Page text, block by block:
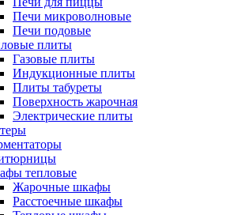
Печи микроволновые
Печи подовые
плиты
Газовые плиты
Индукционные плиты
Плиты табуреты
Поверхность жарочная
Электрические плиты
тепловые
Жарочные шкафы
Расстоечные шкафы